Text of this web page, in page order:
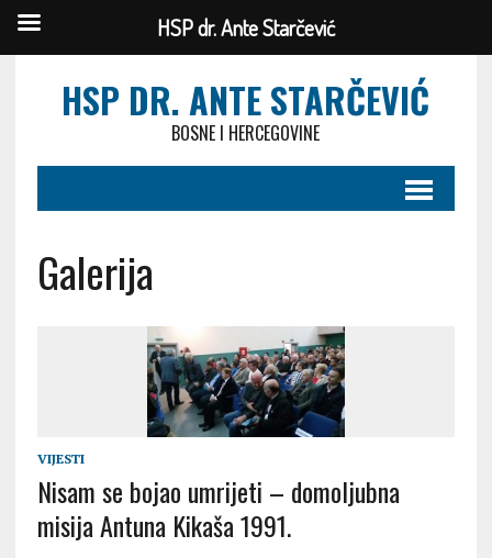
HSP DR. ANTE STARČEVIĆ
BOSNE I HERCEGOVINE
Galerija
VIJESTI
Nisam se bojao umrijeti – domoljubna
misija Antuna Kikaša 1991.
HSP dr. Ante Starčević